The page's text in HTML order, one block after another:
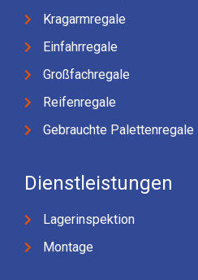
Kragarmregale
Einfahrregale
Großfachregale
Reifenregale
Gebrauchte Palettenregale
Dienstleistungen
Lagerinspektion
Montage